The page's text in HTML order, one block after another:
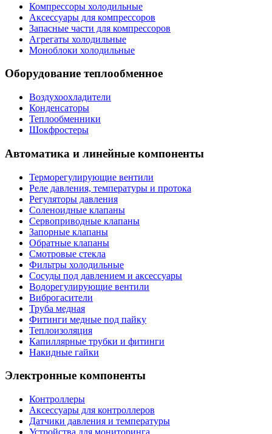
Компрессоры холодильные
Аксессуары для компрессоров
Запасные части для компрессоров
Агрегаты холодильные
Моноблоки холодильные
Оборудование теплообменное
Воздухоохладители
Конденсаторы
Теплообменники
Шокфростеры
Автоматика и линейные компоненты
Терморегулирующие вентили
Реле давления, температуры и протока
Регуляторы давления
Соленоидные клапаны
Сервоприводные клапаны
Запорные клапаны
Обратные клапаны
Смотровые стекла
Фильтры холодильные
Сосуды под давлением и аксессуары
Водорегулирующие вентили
Виброгасители
Труба медная
Фитинги медные под пайку
Теплоизоляция
Капиллярные трубки и фитинги
Накидные гайки
Электронные компоненты
Контроллеры
Аксессуары для контроллеров
Датчики давления и температуры
Устройства для мониторинга